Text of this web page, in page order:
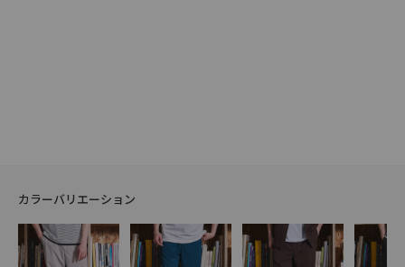
カラーバリエーション